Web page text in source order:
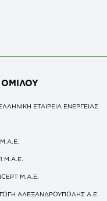
ΟΜΙΛΟΥ
ΕΤΑΙΡΕΙΑ ΕΝΕΡΓΕΙΑΣ
M.Α.Ε.
Μ.Α.Ε.
ΑΛΕΞΑΝΔΡΟΥΠΟΛΗΣ A.E